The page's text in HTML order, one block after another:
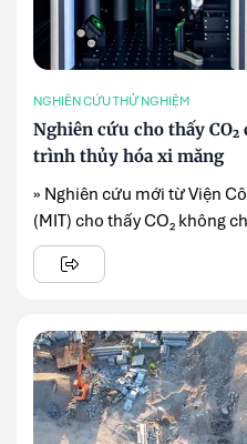
NGHIÊN CỨU THỬ NGHIỆM
Nghiên cứu cho thấy
trình thủy hóa xi măng
» Nghiên cứu mới từ Viện
(MIT) cho thấy CO₂ không